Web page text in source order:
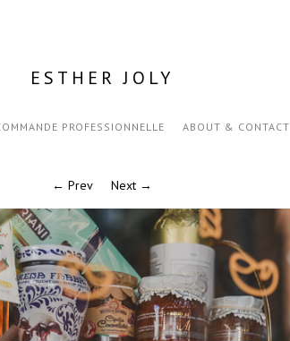
ESTHER JOLY
PROFESSIONNELLE ABOUT & CONTACT
← Prev Next →